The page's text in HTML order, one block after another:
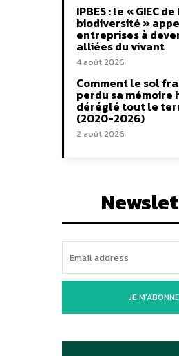
IPBES : le « GIEC
biodiversité »
entreprises à
alliées du vivant
4 août 2026
Comment le sol
perdu sa mémoire
déréglé tout le
(2020-2026)
2 août 2026
JE M'ABONNE